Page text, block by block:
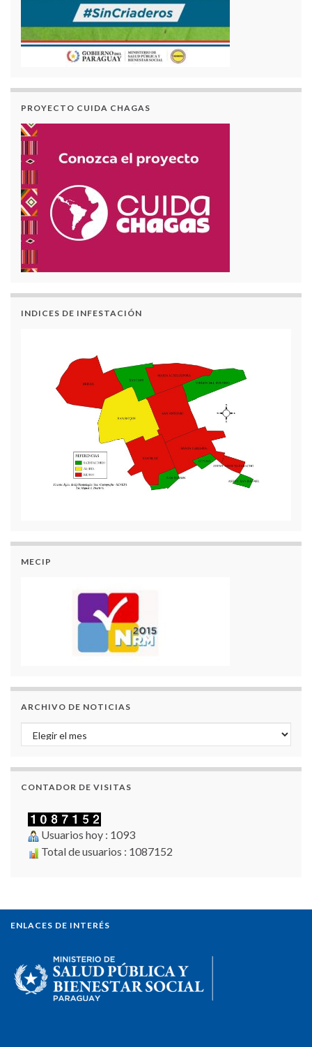
PROYECTO CUIDA CHAGAS
INDICES DE INFESTACIÓN
MECIP
ARCHIVO DE NOTICIAS
Archivo de Noticias
CONTADOR DE VISITAS
Usuarios hoy : 1093
Total de usuarios : 1087152
ENLACES DE INTERÉS